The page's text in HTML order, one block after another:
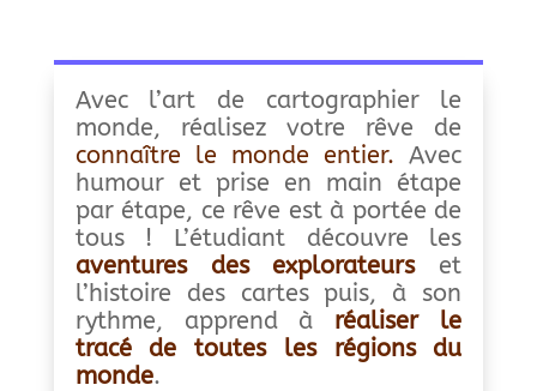
Avec l’art de cartographier le
monde, réalisez votre rêve de
connaître le monde entier. Avec
humour et prise en main étape
par étape, ce rêve est à portée de
tous ! L’étudiant découvre les
aventures des explorateurs et
l’histoire des cartes puis, à son
rythme, apprend à réaliser le
tracé de toutes les régions du
monde.